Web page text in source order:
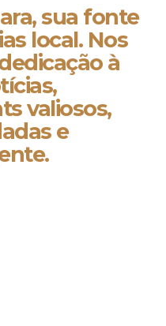
sua fonte
local. Nos
à
valiosos,
e